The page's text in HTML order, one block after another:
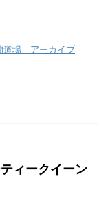
道場 アーカイブ
ィークイーン